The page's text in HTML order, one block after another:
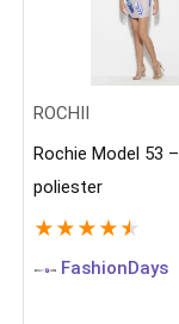
ROCHII
Rochie Model 53 –
poliester
★ ★ ★ ★ ★
FashionDays